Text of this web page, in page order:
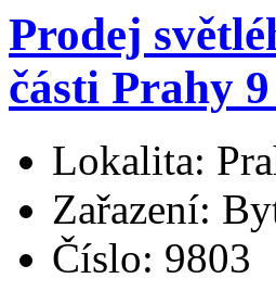
Prodej
části Prahy
Lokalita:
Zařazení:
Číslo: 9803